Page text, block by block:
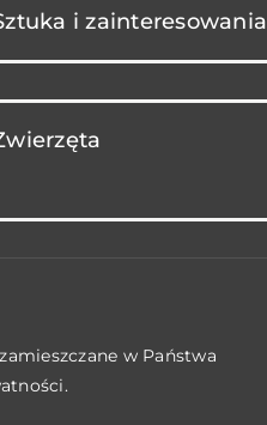
i zainteresowania
w Państwa
.